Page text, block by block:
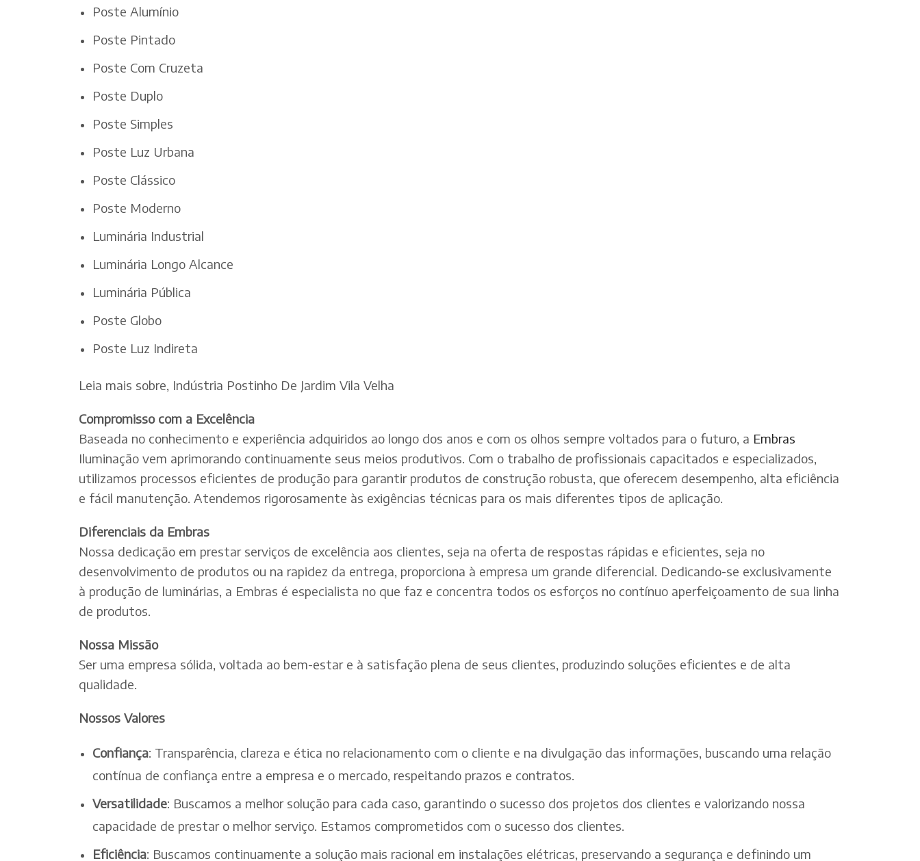
Poste Alumínio
Poste Pintado
Poste Com Cruzeta
Poste Duplo
Poste Simples
Poste Luz Urbana
Poste Clássico
Poste Moderno
Luminária Industrial
Luminária Longo Alcance
Luminária Pública
Poste Globo
Poste Luz Indireta
Leia mais sobre, Indústria Postinho De Jardim Vila Velha
Compromisso com a Excelência
Baseada no conhecimento e experiência adquiridos ao longo dos anos e com os olhos sempre voltados para o futuro, a Embras
Iluminação vem aprimorando continuamente seus meios produtivos. Com o trabalho de profissionais capacitados e especializados,
utilizamos processos eficientes de produção para garantir produtos de construção robusta, que oferecem desempenho, alta eficiência
e fácil manutenção. Atendemos rigorosamente às exigências técnicas para os mais diferentes tipos de aplicação.
Diferenciais da Embras
Nossa dedicação em prestar serviços de excelência aos clientes, seja na oferta de respostas rápidas e eficientes, seja no
desenvolvimento de produtos ou na rapidez da entrega, proporciona à empresa um grande diferencial. Dedicando-se exclusivamente
à produção de luminárias, a Embras é especialista no que faz e concentra todos os esforços no contínuo aperfeiçoamento de sua linha
de produtos.
Nossa Missão
Ser uma empresa sólida, voltada ao bem-estar e à satisfação plena de seus clientes, produzindo soluções eficientes e de alta
qualidade.
Nossos Valores
Confiança: Transparência, clareza e ética no relacionamento com o cliente e na divulgação das informações, buscando uma relação
contínua de confiança entre a empresa e o mercado, respeitando prazos e contratos.
Versatilidade: Buscamos a melhor solução para cada caso, garantindo o sucesso dos projetos dos clientes e valorizando nossa
capacidade de prestar o melhor serviço. Estamos comprometidos com o sucesso dos clientes.
Eficiência: Buscamos continuamente a solução mais racional em instalações elétricas, preservando a segurança e definindo um